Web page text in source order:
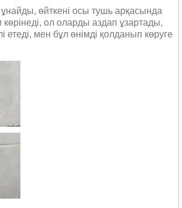
өйткені осы тушь арқасында
көрінеді, ол оларды аздап ұзартады,
етеді, мен бұл өнімді қолданып көруге